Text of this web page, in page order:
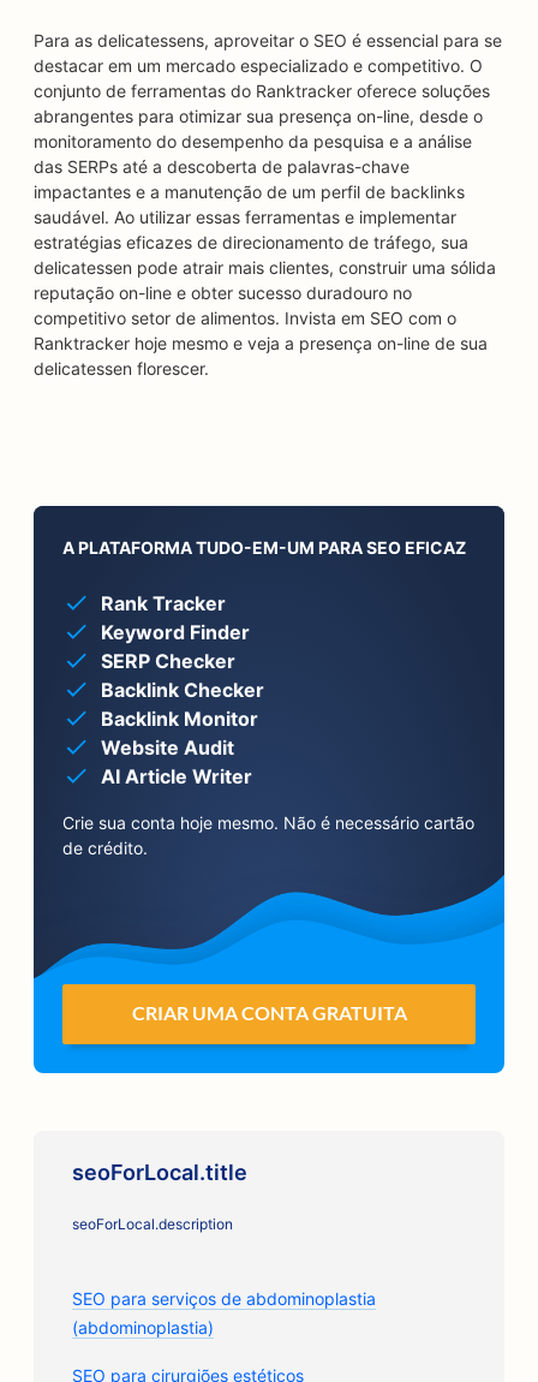
Para as delicatessens, aproveitar o SEO é essencial para se
destacar em um mercado especializado e competitivo. O
conjunto de ferramentas do Ranktracker oferece soluções
abrangentes para otimizar sua presença on-line, desde o
monitoramento do desempenho da pesquisa e a análise
das SERPs até a descoberta de palavras-chave
impactantes e a manutenção de um perfil de backlinks
saudável. Ao utilizar essas ferramentas e implementar
estratégias eficazes de direcionamento de tráfego, sua
delicatessen pode atrair mais clientes, construir uma sólida
reputação on-line e obter sucesso duradouro no
competitivo setor de alimentos. Invista em SEO com o
Ranktracker hoje mesmo e veja a presença on-line de sua
delicatessen florescer.
A PLATAFORMA TUDO-EM-UM PARA SEO EFICAZ
Rank Tracker
Keyword Finder
SERP Checker
Backlink Checker
Backlink Monitor
Website Audit
AI Article Writer
Crie sua conta hoje mesmo. Não é necessário cartão
de crédito.
CRIAR UMA CONTA GRATUITA
seoForLocal.title
seoForLocal.description
SEO para serviços de abdominoplastia
(abdominoplastia)
SEO para cirurgiões estéticos